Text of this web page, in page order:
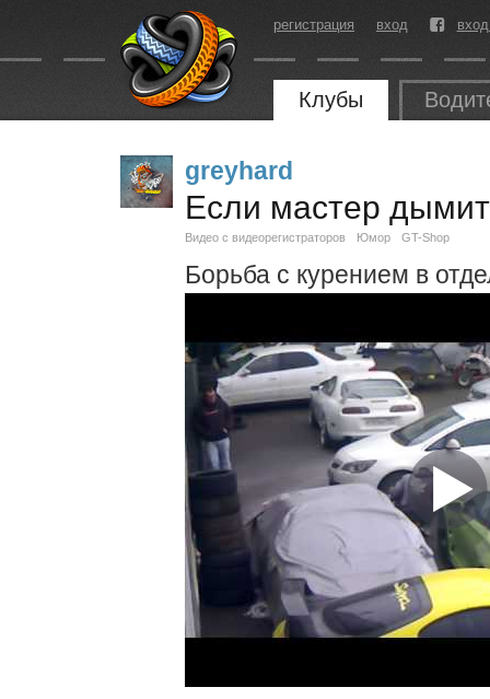
регистрация вход
Клубы
greyhard
Если мастер
Видео с видеорегистраторов Юмор GT-Shop
Борьба с курением в